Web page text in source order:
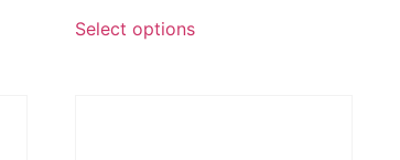
Select options